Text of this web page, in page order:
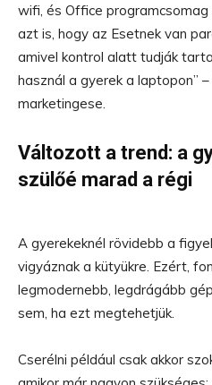
wifi, és Office programcsomag
azt is, hogy az Esetnek van
amivel kontrol alatt tudják
használ a gyerek a laptopon”
marketingese.
Változott a trend: a
szülőé marad a régi
A gyerekeknél rövidebb a
vigyáznak a kütyükre. Ezért,
legmodernebb, legdrágább
sem, ha ezt megtehetjük.
Cserélni például csak akkor